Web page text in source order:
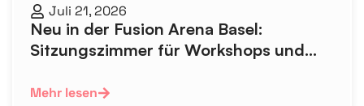
Juli 21, 2026
Neu in der Fusion Arena Basel:
Sitzungszimmer für Workshops und
Mehr lesen